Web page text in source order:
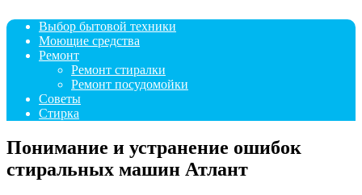
Выбор бытовой техники
Моющие средства
Ремонт
Ремонт стиралки
Ремонт посудомойки
Советы
Стирка
Понимание и устранение ошибок
стиральных машин Атлант